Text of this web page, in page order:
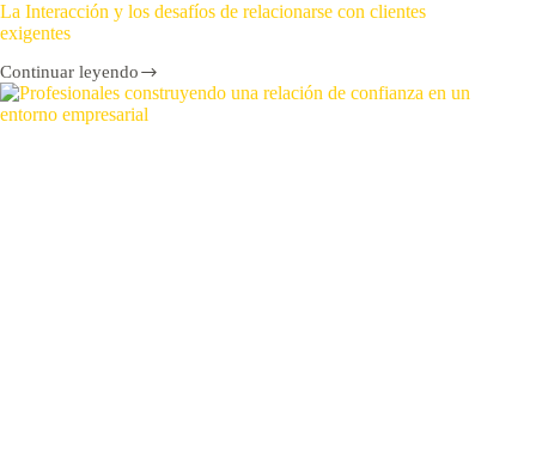
La Interacción y los desafíos de relacionarse con clientes
exigentes
Continuar leyendo